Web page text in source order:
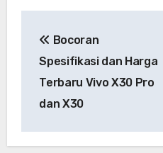
pos
Bocoran
Spesifikasi dan Harga
Terbaru Vivo X30 Pro
dan X30